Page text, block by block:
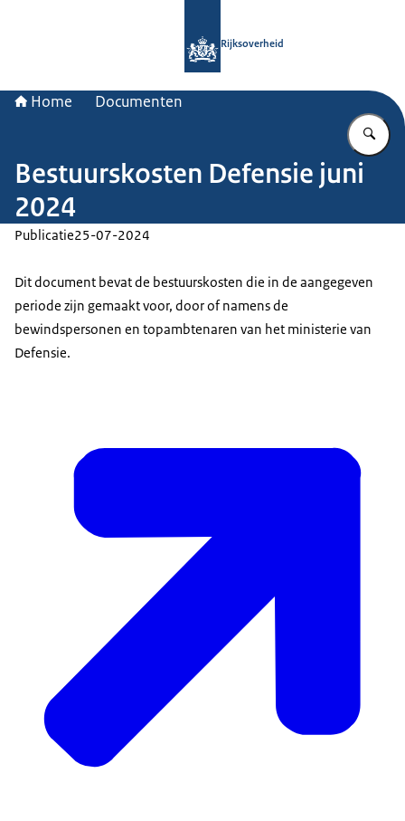
Rijksoverheid
Home Documenten
Bestuurskosten Defensie juni
2024
Publicatie25-07-2024
Dit document bevat de bestuurskosten die in de aangegeven
periode zijn gemaakt voor, door of namens de
bewindspersonen en topambtenaren van het ministerie van
Defensie.